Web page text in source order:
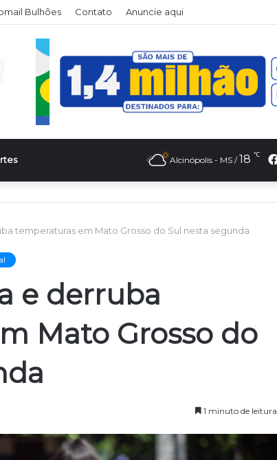
Bulhões Contato Anuncie aqui
Alcinópolis - MS / 18 ℃
temperaturas em Mato Grosso do Sul nesta segunda
e derruba
Mato Grosso do
1 minuto de leitura